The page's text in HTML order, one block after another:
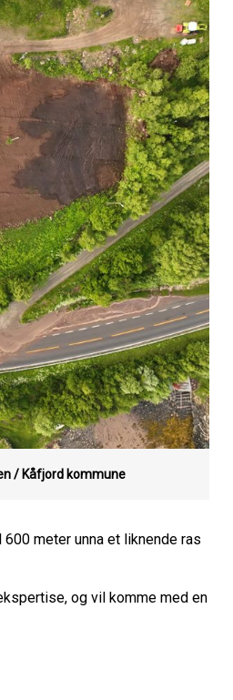
/ Kåfjord kommune
meter unna et liknende ras
og vil komme med en